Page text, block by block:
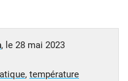
, le 28 mai 2023
, température